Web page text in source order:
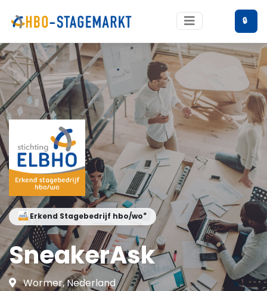
🔒
Erkend Stagebedrijf hbo/wo®
SneakerAsk
Wormer, Nederland